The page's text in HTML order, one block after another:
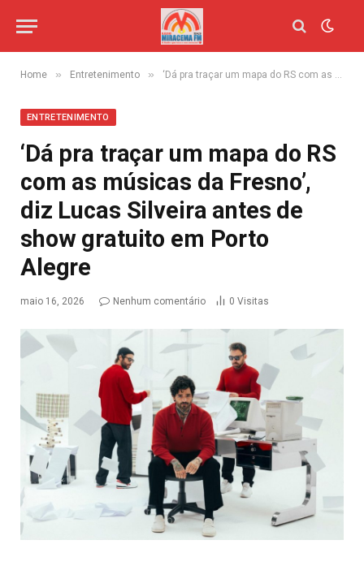
Home » Entretenimento » ‘Dá pra traçar um mapa do RS com as músicas da Fresno’, diz Lucas Silveira antes de show gratuito em Porto Alegre
ENTRETENIMENTO
‘Dá pra traçar um mapa do RS
com as músicas da Fresno’,
diz Lucas Silveira antes de
show gratuito em Porto
Alegre
maio 16, 2026 Nenhum comentário 0 Visitas